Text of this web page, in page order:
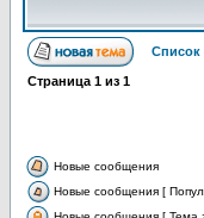
Список
Страница 1 из 1
Новые сообщения
Новые сообщения [